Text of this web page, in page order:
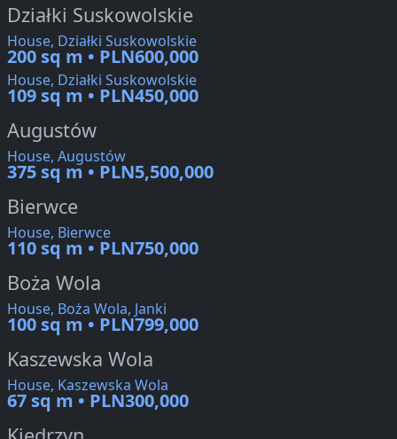
Działki Suskowolskie
House, Działki Suskowolskie
200 sq m • PLN600,000
House, Działki Suskowolskie
109 sq m • PLN450,000
Augustów
House, Augustów
375 sq m • PLN5,500,000
Bierwce
House, Bierwce
110 sq m • PLN750,000
Boża Wola
House, Boża Wola, Janki
100 sq m • PLN799,000
Kaszewska Wola
House, Kaszewska Wola
67 sq m • PLN300,000